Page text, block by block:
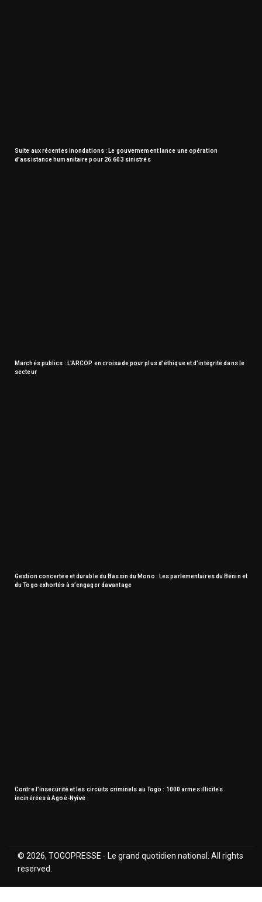
Suite aux récentes inondations : Le gouvernement lance une opération
d’assistance humanitaire pour 26.603 sinistrés
Marchés publics : L’ARCOP en croisade pour plus d’éthique et d’intégrité dans le
secteur
Gestion concertée et durable du Bassin du Mono : Les parlementaires du Bénin et
du Togo exhortés à s’engager davantage
Contre l’insécurité et les circuits criminels au Togo : 1000 armes illicites
incinérées à Agoè-Nyivé
© 2026, TOGOPRESSE - Le grand quotidien national. All rights
reserved.